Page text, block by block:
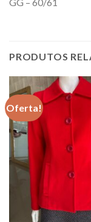
GG – 60/61
PRODUTOS
Oferta!